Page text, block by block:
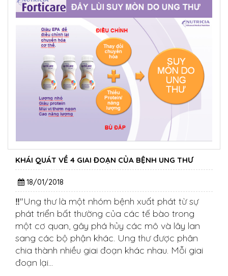
KHÁI QUÁT VỀ 4 GIAI ĐOẠN CỦA BỆNH UNG THƯ
18/01/2018
‼️"Ung thư là một nhóm bệnh xuất phát từ sự
phát triển bất thường của các tế bào trong
một cơ quan, gây phá hủy các mô và lây lan
sang các bộ phận khác. Ung thư được phân
chia thành nhiều giai đoạn khác nhau. Mỗi giai
đoạn lại...